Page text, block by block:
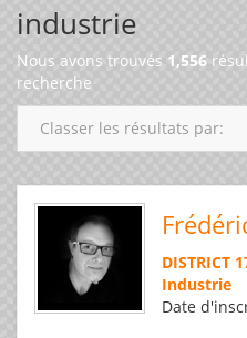
industrie
Nous avons trouvés 1,556
recherche
Classer les résultats par:
DISTRICT
Industrie
Date